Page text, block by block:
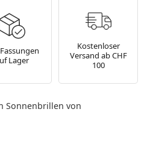
Lager
Kostenloser
Versand ab CHF
100
Sonnenbrillen von